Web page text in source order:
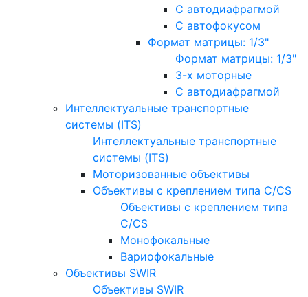
С автодиафрагмой
С автофокусом
Формат матрицы: 1/3"
Формат матрицы: 1/3"
3-х моторные
С автодиафрагмой
Интеллектуальные транспортные
системы (ITS)
Интеллектуальные транспортные
системы (ITS)
Моторизованные объективы
Объективы с креплением типа C/CS
Объективы с креплением типа
C/CS
Монофокальные
Вариофокальные
Объективы SWIR
Объективы SWIR